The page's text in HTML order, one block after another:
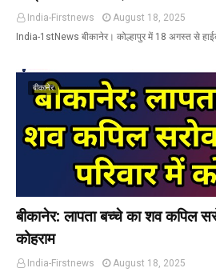
India-Firstnews
August 18, 2025
India-1stNews बीकानेर। कोल्हापुर में 18 अगस्त से
बीकानेर
बीकानेर: लापता बच्चे का शव कपिल
कोहराम
India-Firstnews
August 18, 2025